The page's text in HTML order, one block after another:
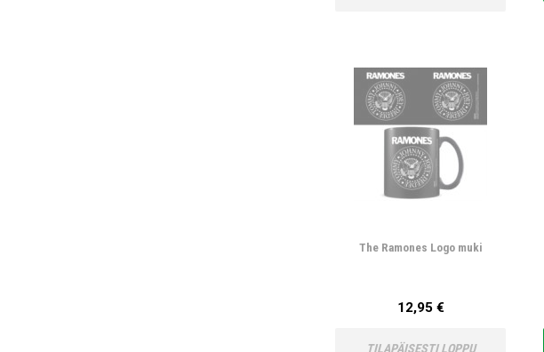
The Ramones Logo muki
12,95 €
TILAPÄISESTI LOPPU